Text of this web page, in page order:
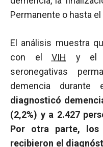
Permanente o hasta
El análisis muestra
con el VIH y el
seronegativas
demencia durante
diagnosticó
(2,2%) y a 2.427
Por otra parte, los
recibieron el